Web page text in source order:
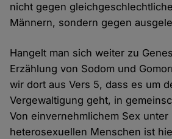
nicht gegen
Männern, sondern gegen
Hangelt man sich weiter zu
Erzählung von Sodom und
wir dort aus Vers 5, dass es um
Vergewaltigung geht, in
Von einvernehmlichem Sex
heterosexuellen Menschen ist